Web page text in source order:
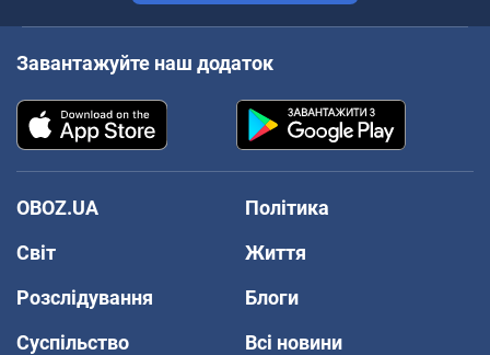
Завантажуйте наш додаток
OBOZ.UA
Політика
Світ
Життя
Розслідування
Блоги
Суспільство
Всі новини